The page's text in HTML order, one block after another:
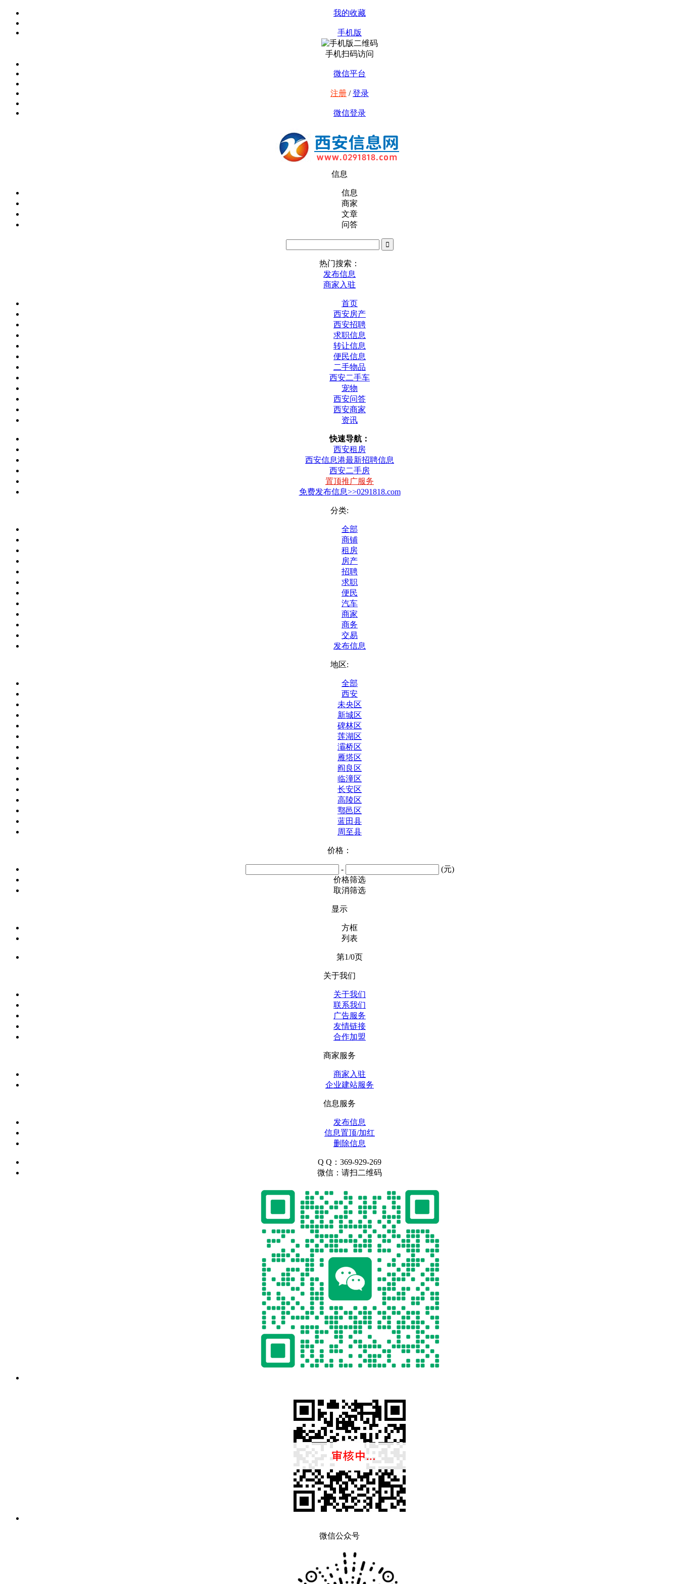
我的收藏
手机版
手机扫码访问
微信平台
注册 /登录
微信登录
信息
信息
商家
文章
问答
热门搜索：
发布信息
商家入驻
首页
西安房产
西安招聘
求职信息
转让信息
便民信息
二手物品
西安二手车
宠物
西安问答
西安商家
资讯
快速导航：
西安租房
西安信息港最新招聘信息
西安二手房
置顶推广服务
免费发布信息>>0291818.com
分类:
全部
商铺
租房
房产
招聘
求职
便民
汽车
商家
商务
交易
发布信息
地区:
全部
西安
未央区
新城区
碑林区
莲湖区
灞桥区
雁塔区
阎良区
临潼区
长安区
高陵区
鄠邑区
蓝田县
周至县
价格：
-
(元)
价格筛选
取消筛选
显示
方框
列表
第1/0页
关于我们
关于我们
联系我们
广告服务
友情链接
合作加盟
商家服务
商家入驻
企业建站服务
信息服务
发布信息
信息置顶/加红
删除信息
Q Q：369-929-269
微信：请扫二维码
微信公众号